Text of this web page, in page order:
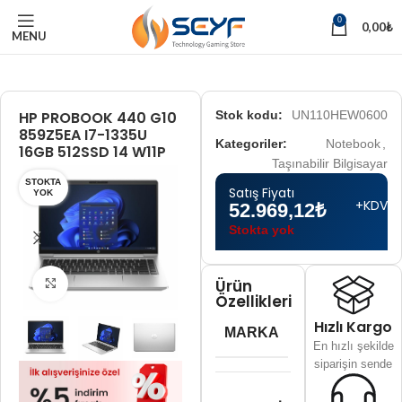
MENU
0 0,00₺
HP PROBOOK 440 G10
859Z5EA I7-1335U
16GB 512SSD 14 W11P
STOKTA
YOK
Tam boyut için tıklayın
Stok kodu:
UN110HEW0600
Kategoriler:
Notebook
Taşınabilir Bilgisayar
Satış Fiyatı
52.969,12₺ +KDV
Stokta yok
Ürün
Özellikleri
MARKA Hızlı Kargo
En hızlı şekilde
siparişin sende